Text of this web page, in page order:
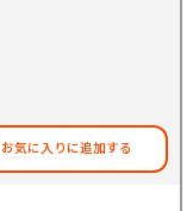
お気に入りに追加する